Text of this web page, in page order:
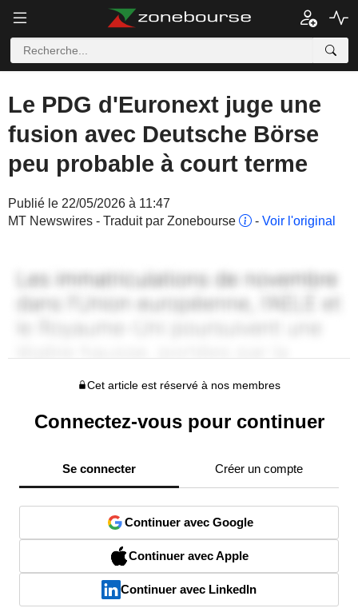
Le PDG d'Euronext juge une
fusion avec Deutsche Börse
peu probable à court terme
Publié le 22/05/2026 à 11:47
MT Newswires - Traduit par Zonebourse
- Voir l'original
Cet article est réservé à nos membres
Connectez-vous pour continuer
Se connecter Créer un compte
Continuer avec Google
Continuer avec Apple
Continuer avec LinkedIn